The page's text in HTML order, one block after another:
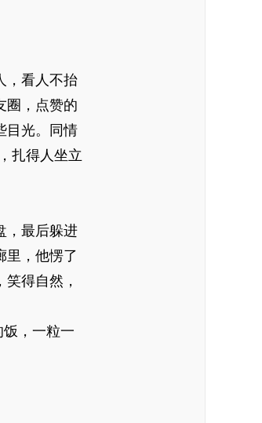
，看人不抬
圈，点赞的
目光。同情
扎得人坐立
，最后躲进
里，他愣了
得自然，
，一粒一